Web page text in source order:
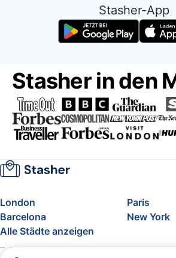
Stasher-App
Stasher in den
London
Paris
Barcelona
New York
Alle Städte anzeigen